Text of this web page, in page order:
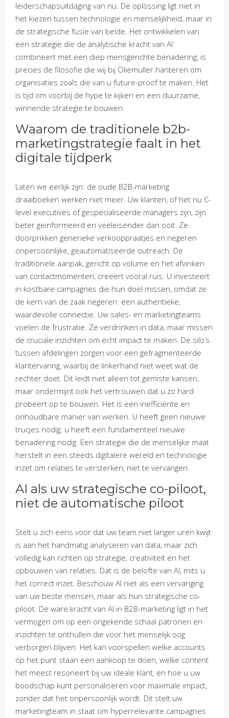
leiderschapsuitdaging van nu. De oplossing ligt niet in
het kiezen tussen technologie en menselijkheid, maar in
de strategische fusie van beide. Het ontwikkelen van
een strategie die de analytische kracht van AI
combineert met een diep mensgerichte benadering, is
precies de filosofie die wij bij Oliemuller hanteren om
organisaties zoals die van u future-proof te maken. Het
is tijd om voorbij de hype te kijken en een duurzame,
winnende strategie te bouwen.
Waarom de traditionele b2b-
marketingstrategie faalt in het
digitale tijdperk
Laten we eerlijk zijn: de oude B2B-marketing
draaiboeken werken niet meer. Uw klanten, of het nu C-
level executives of gespecialiseerde managers zijn, zijn
beter geïnformeerd en veeleisender dan ooit. Ze
doorprikken generieke verkooppraatjes en negeren
onpersoonlijke, geautomatiseerde outreach. De
traditionele aanpak, gericht op volume en het afvinken
van contactmomenten, creëert vooral ruis. U investeert
in kostbare campagnes die hun doel missen, omdat ze
de kern van de zaak negeren: een authentieke,
waardevolle connectie. Uw sales- en marketingteams
voelen de frustratie. Ze verdrinken in data, maar missen
de cruciale inzichten om echt impact te maken. De silo’s
tussen afdelingen zorgen voor een gefragmenteerde
klantervaring, waarbij de linkerhand niet weet wat de
rechter doet. Dit leidt niet alleen tot gemiste kansen,
maar ondermijnt ook het vertrouwen dat u zo hard
probeert op te bouwen. Het is een inefficiënte en
onhoudbare manier van werken. U heeft geen nieuwe
trucjes nodig; u heeft een fundamenteel nieuwe
benadering nodig. Een strategie die de menselijke maat
herstelt in een steeds digitalere wereld en technologie
inzet om relaties te versterken, niet te vervangen.
AI als uw strategische co-piloot,
niet de automatische piloot
Stelt u zich eens voor dat uw team niet langer uren kwijt
is aan het handmatig analyseren van data, maar zich
volledig kan richten op strategie, creativiteit en het
opbouwen van relaties. Dat is de belofte van AI, mits u
het correct inzet. Beschouw AI niet als een vervanging
van uw beste mensen, maar als hun strategische co-
piloot. De ware kracht van AI in B2B-marketing ligt in het
vermogen om op een ongekende schaal patronen en
inzichten te onthullen die voor het menselijk oog
verborgen blijven. Het kan voorspellen welke accounts
op het punt staan een aankoop te doen, welke content
het meest resoneert bij uw ideale klant, en hoe u uw
boodschap kunt personaliseren voor maximale impact,
zonder dat het onpersoonlijk wordt. Dit stelt uw
marketingteam in staat om hyperrelevante campagnes